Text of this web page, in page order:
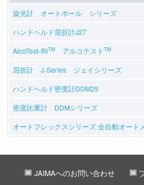
旋光計 オートポール シリーズ
ハンドヘルド屈折計J27
AlcoTest-RITM アルコテスト TM
屈折計 J-Series ジェイシリーズ
ハンドヘルド密度計DDM29
密度比重計 DDMシリーズ
オートフレックスシリーズ 全自動オート
JAIMAへのお問い合わせ